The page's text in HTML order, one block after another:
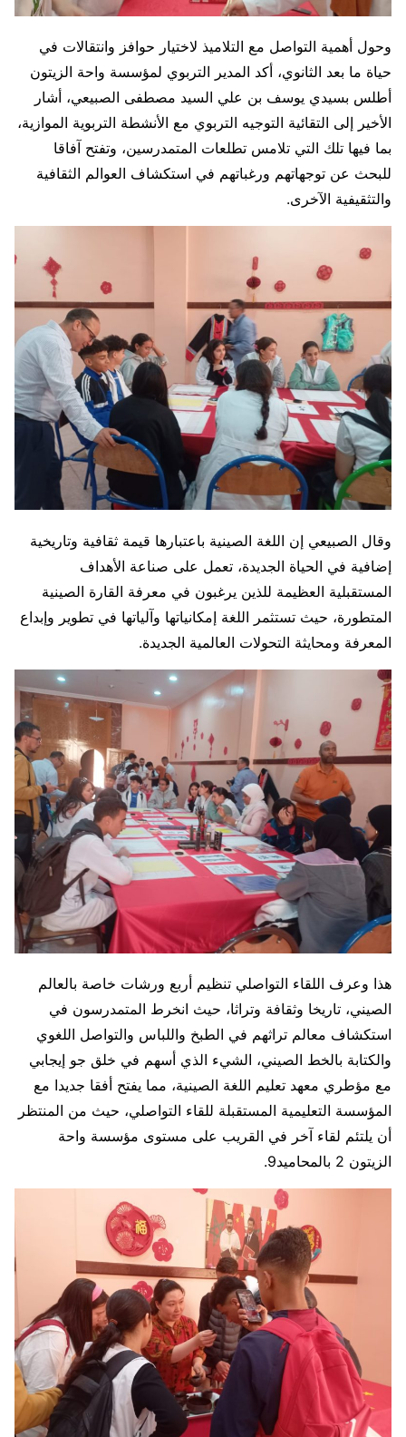
وحول أهمية التواصل مع التلاميذ لاختيار حوافز وانتقالات في
حياة ما بعد الثانوي، أكد المدير التربوي لمؤسسة واحة الزيتون
أطلس بسيدي يوسف بن علي السيد مصطفى الصبيعي، أشار
الأخير إلى التقائية التوجيه التربوي مع الأنشطة التربوية الموازية،
بما فيها تلك التي تلامس تطلعات المتمدرسين، وتفتح آفاقا
للبحث عن توجهاتهم ورغباتهم في استكشاف العوالم الثقافية
والتثقيفية الآخرى.
وقال الصبيعي إن اللغة الصينية باعتبارها قيمة ثقافية وتاريخية
إضافية في الحياة الجديدة، تعمل على صناعة الأهداف
المستقبلية العظيمة للذين يرغبون في معرفة القارة الصينية
المتطورة، حيث تستثمر اللغة إمكانياتها وآلياتها في تطوير وإبداع
المعرفة ومحايثة التحولات العالمية الجديدة.
هذا وعرف اللقاء التواصلي تنظيم أربع ورشات خاصة بالعالم
الصيني، تاريخا وثقافة وتراثا، حيث انخرط المتمدرسون في
استكشاف معالم تراثهم في الطبخ واللباس والتواصل اللغوي
والكتابة بالخط الصيني، الشيء الذي أسهم في خلق جو إيجابي
مع مؤطري معهد تعليم اللغة الصينية، مما يفتح أفقا جديدا مع
المؤسسة التعليمية المستقبلة للقاء التواصلي، حيث من المنتظر
أن يلتئم لقاء آخر في القريب على مستوى مؤسسة واحة
الزيتون 2 بالمحاميد9.